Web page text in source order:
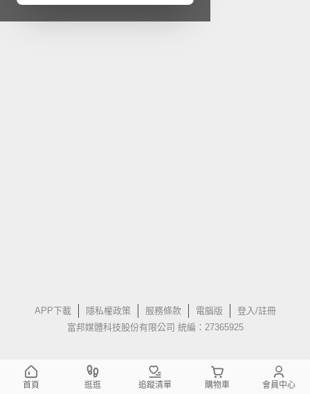
APP下載 隱私權政策 服務條款 電腦版
登入/註冊
富邦媒體科技股份有限公司 統編：27365925
首頁 逛逛 追蹤清單 購物車 會員中心